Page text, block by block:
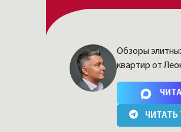
Нажимая на кнопку, Вы
Обзоры
квартир от
ЧИТАТЬ